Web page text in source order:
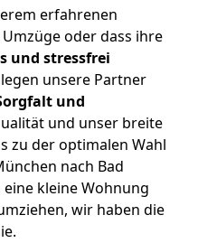
erfahrenen
oder dass ihre
und stressfrei
unsere Partner
und
und unser breite
zu der optimalen Wahl
nach Bad
kleine Wohnung
wir haben die